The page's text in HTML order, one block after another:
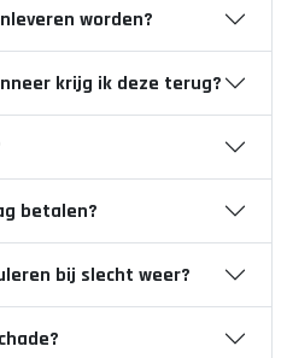
worden?
krijg ik deze terug?
betalen?
bij slecht weer?